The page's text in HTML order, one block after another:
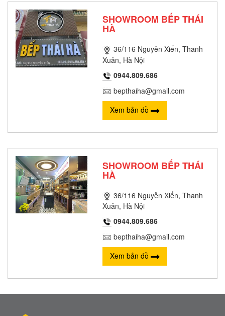
SHOWROOM BẾP THÁI
HÀ
36/116 Nguyễn Xiển, Thanh
Xuân, Hà Nội
0944.809.686
bepthaiha@gmail.com
Xem bản đồ
SHOWROOM BẾP THÁI
HÀ
36/116 Nguyễn Xiển, Thanh
Xuân, Hà Nội
0944.809.686
bepthaiha@gmail.com
Xem bản đồ